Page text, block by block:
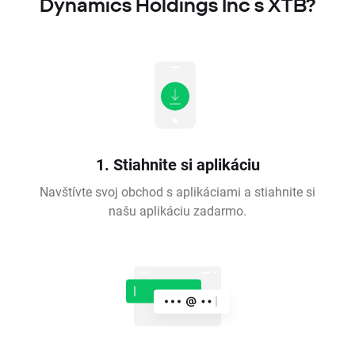
Dynamics Holdings Inc s XTB?
1. Stiahnite si aplikáciu
Navštívte svoj obchod s aplikáciami a stiahnite si
našu aplikáciu zadarmo.